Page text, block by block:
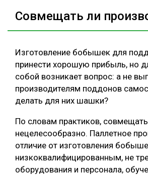
Совмещать ли
Изготовление бобышек для
принести хорошую прибыль, но
собой возникает вопрос: а не
производителям поддонов
делать для них шашки?
По словам практиков,
нецелесообразно. Паллетное
отличие от изготовления
низкоквалифицированным, не
оборудования и персонала,